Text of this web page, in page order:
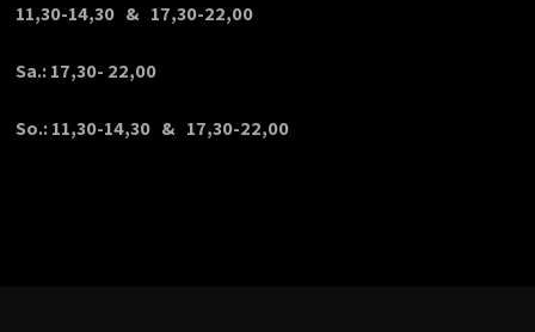
11,30-14,30 & 17,30-22,00
Sa.: 17,30- 22,00
So.: 11,30-14,30 & 17,30-22,00